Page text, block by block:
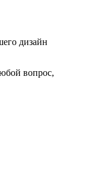
дизайн
вопрос,